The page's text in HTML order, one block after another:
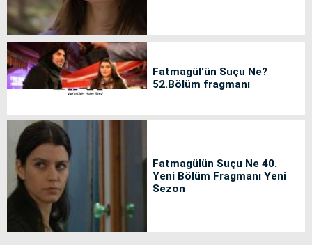
Fatmagül'ün Suçu Ne?
52.Bölüm fragmanı
Fatmagülün Suçu Ne 40.
Yeni Bölüm Fragmanı Yeni
Sezon